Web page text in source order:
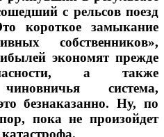
с рельсов поезд
короткое замыкание
собственников»,
экономят прежде
а также
система,
безнаказанно. Ну, по
пока не произойдет